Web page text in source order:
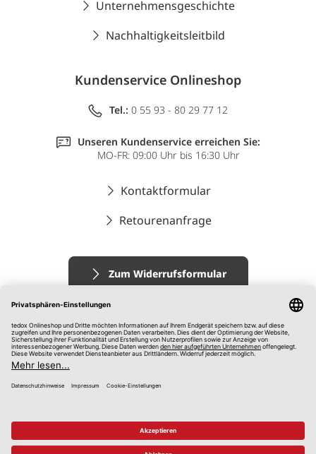
Unternehmensgeschichte
Nachhaltigkeitsleitbild
Kundenservice Onlineshop
Tel.: 0 55 93 - 80 29 77 12
Unseren Kundenservice erreichen Sie:
MO-FR: 09:00 Uhr bis 16:30 Uhr
Kontaktformular
Retourenanfrage
Zum Widerrufsformular
Impressum
AGB
Datenschutz
Hinweisgebersystem